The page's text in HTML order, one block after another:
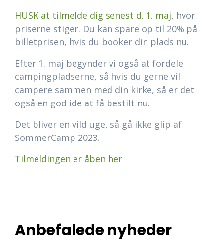
HUSK at tilmelde dig senest d. 1. maj, hvor
priserne stiger. Du kan spare op til 20% på
billetprisen, hvis du booker din plads nu.
Efter 1. maj begynder vi også at fordele
campingpladserne, så hvis du gerne vil
campere sammen med din kirke, så er det
også en god ide at få bestilt nu.
Det bliver en vild uge, så gå ikke glip af
SommerCamp 2023.
Tilmeldingen er åben her
Anbefalede nyheder